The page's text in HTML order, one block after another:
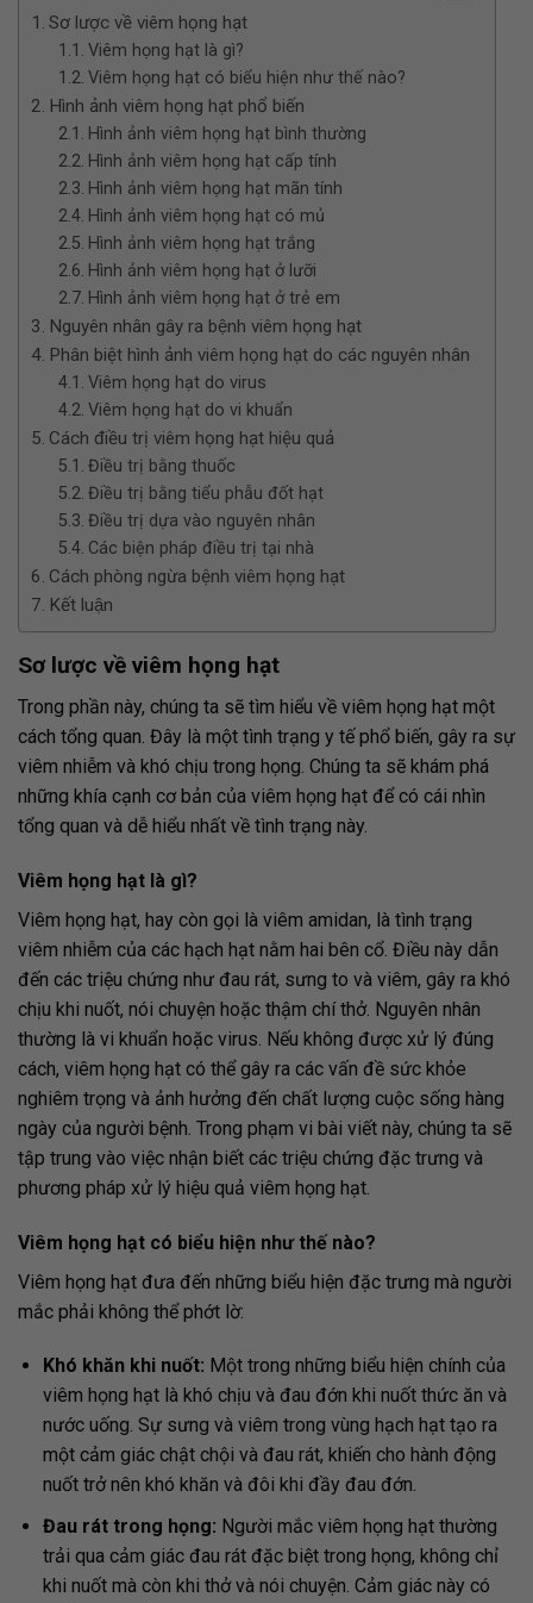
Sơ lược về viêm họng hạt
Viêm họng hạt là gì?
Viêm họng hạt có biểu hiện như thế nào?
Hình ảnh viêm họng hạt phổ biến
Hình ảnh viêm họng hạt bình thường
Hình ảnh viêm họng hạt cấp tính
Hình ảnh viêm họng hạt mãn tính
Hình ảnh viêm họng hạt có mủ
Hình ảnh viêm họng hạt trắng
Hình ảnh viêm họng hạt ở lưỡi
Hình ảnh viêm họng hạt ở trẻ em
Nguyên nhân gây ra bệnh viêm họng hạt
Phân biệt hình ảnh viêm họng hạt do các nguyên nhân
Viêm họng hạt do virus
Viêm họng hạt do vi khuẩn
Cách điều trị viêm họng hạt hiệu quả
Điều trị bằng thuốc
Điều trị bằng tiểu phẫu đốt hạt
Điều trị dựa vào nguyên nhân
Các biện pháp điều trị tại nhà
Cách phòng ngừa bệnh viêm họng hạt
Kết luận
Sơ lược về viêm họng hạt
Trong phần này, chúng ta sẽ tìm hiểu về viêm họng hạt một
cách tổng quan. Đây là một tình trạng y tế phổ biến, gây ra sự
viêm nhiễm và khó chịu trong họng. Chúng ta sẽ khám phá
những khía cạnh cơ bản của viêm họng hạt để có cái nhìn
tổng quan và dễ hiểu nhất về tình trạng này.
Viêm họng hạt là gì?
Viêm họng hạt, hay còn gọi là viêm amidan, là tình trạng
viêm nhiễm của các hạch hạt nằm hai bên cổ. Điều này dẫn
đến các triệu chứng như đau rát, sưng to và viêm, gây ra khó
chịu khi nuốt, nói chuyện hoặc thậm chí thở. Nguyên nhân
thường là vi khuẩn hoặc virus. Nếu không được xử lý đúng
cách, viêm họng hạt có thể gây ra các vấn đề sức khỏe
nghiêm trọng và ảnh hưởng đến chất lượng cuộc sống hàng
ngày của người bệnh. Trong phạm vi bài viết này, chúng ta sẽ
tập trung vào việc nhận biết các triệu chứng đặc trưng và
phương pháp xử lý hiệu quả viêm họng hạt.
Viêm họng hạt có biểu hiện như thế nào?
Viêm họng hạt đưa đến những biểu hiện đặc trưng mà người
mắc phải không thể phớt lờ:
Khó khăn khi nuốt: Một trong những biểu hiện chính của
viêm họng hạt là khó chịu và đau đớn khi nuốt thức ăn và
nước uống. Sự sưng và viêm trong vùng hạch hạt tạo ra
một cảm giác chật chội và đau rát, khiến cho hành động
nuốt trở nên khó khăn và đôi khi đầy đau đớn.
Đau rát trong họng: Người mắc viêm họng hạt thường
trải qua cảm giác đau rát đặc biệt trong họng, không chỉ
khi nuốt mà còn khi thở và nói chuyện. Cảm giác này có